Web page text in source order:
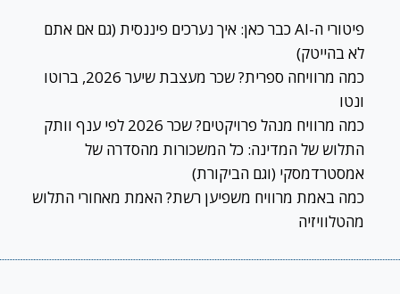
פיטורי ה-AI כבר כאן: איך נערכים פיננסית (גם אם אתם
לא בהייטק)
כמה מרוויחה ספרית? שכר מעצבת שיער 2026, ברוטו
ונטו
כמה מרוויח מנהל פרויקטים? שכר 2026 לפי ענף וותק
התלוש של המדינה: כל המשכורות מהסדרה של
אמסטרדמסקי (וגם הביקורת)
כמה באמת מרוויח משפיען רשת? האמת מאחורי התלוש
מהטלוויזיה